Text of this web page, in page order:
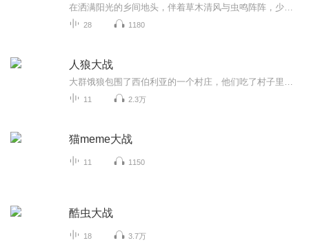
28 1180
人狼大战
11 2.3万
猫meme大战
11 1150
酷虫大战
18 3.7万